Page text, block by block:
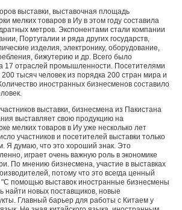
выставки, выставочная площадь
мелких товаров в Иу в этом году составила
метров. Экспонентами стали компании
Португалии и ряда других государств,
изделия, электронику, оборудование,
бижутерию и др. Всего было
17 отраслей промышленности. Посетителями
тысяч человек из порядка 200 стран мира и
иностранных бизнесменов составило
выставки, бизнесмена из Пакистана
выставляет свою продукцию на
мелких товаров в Иу уже несколько лет
участников и посетителей выставки только
Я думаю, что это хороший знак. Это
играет очень важную роль в экономике
По мнению бизнесмена, участие в выставках
потому что это всегда ценный
помощью выставок иностранные бизнесмены
найти новых поставщиков, новые
Главный барьер для работы с Китаем у